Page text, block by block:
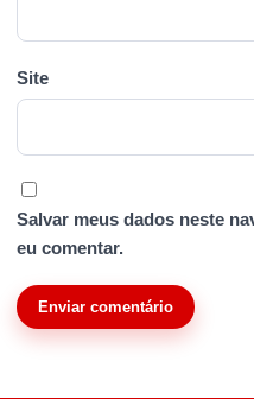
Site
Salvar meus dados neste
eu comentar.